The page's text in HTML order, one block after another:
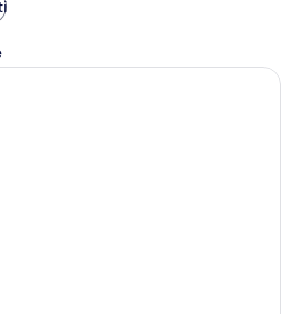
Minibar, una scrivania,